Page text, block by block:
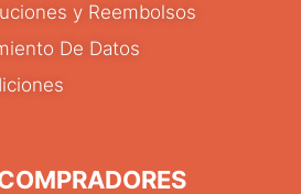
y Reembolsos
De Datos